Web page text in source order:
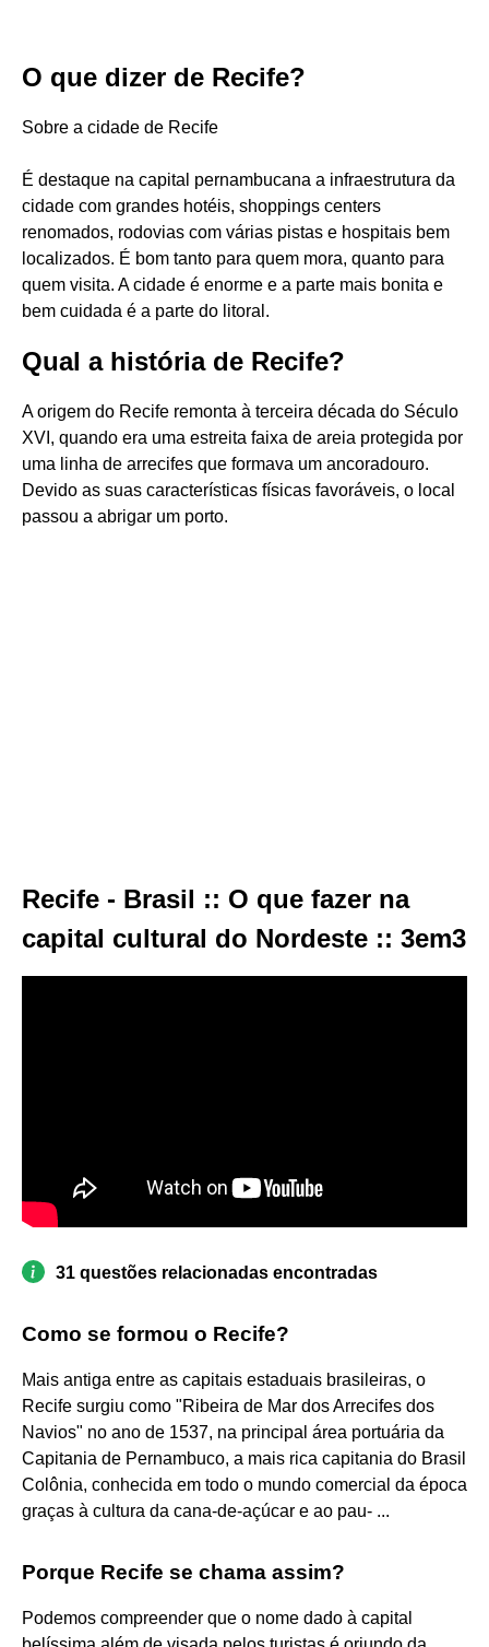
O que dizer de Recife?
Sobre a cidade de Recife
É destaque na capital pernambucana a infraestrutura da
cidade com grandes hotéis, shoppings centers
renomados, rodovias com várias pistas e hospitais bem
localizados. É bom tanto para quem mora, quanto para
quem visita. A cidade é enorme e a parte mais bonita e
bem cuidada é a parte do litoral.
Qual a história de Recife?
A origem do Recife remonta à terceira década do Século
XVI, quando era uma estreita faixa de areia protegida por
uma linha de arrecifes que formava um ancoradouro.
Devido as suas características físicas favoráveis, o local
passou a abrigar um porto.
Recife - Brasil :: O que fazer na
capital cultural do Nordeste :: 3em3
31 questões relacionadas encontradas
Como se formou o Recife?
Mais antiga entre as capitais estaduais brasileiras, o
Recife surgiu como "Ribeira de Mar dos Arrecifes dos
Navios" no ano de 1537, na principal área portuária da
Capitania de Pernambuco, a mais rica capitania do Brasil
Colônia, conhecida em todo o mundo comercial da época
graças à cultura da cana-de-açúcar e ao pau- ...
Porque Recife se chama assim?
Podemos compreender que o nome dado à capital